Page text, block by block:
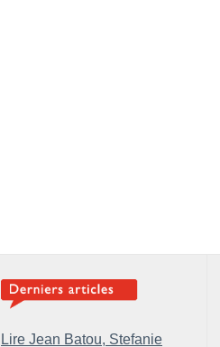
Lire Jean Batou, Stefanie